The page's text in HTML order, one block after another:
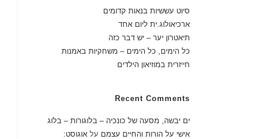
סיוט עששיות בנאות קדומים
ארכיאולוג.ית ליום אחד
תיאטרון יער – יש דבר כזה
כל הימים, כל הימים – משחקיות באמנות
חייזרית במוזיאון הילדים
Recent Comments
ים יבשה, מסעה של כונכיה – בלוגורות – בלוג
אישי על הורות והחיים עצמם על אוגוסט: